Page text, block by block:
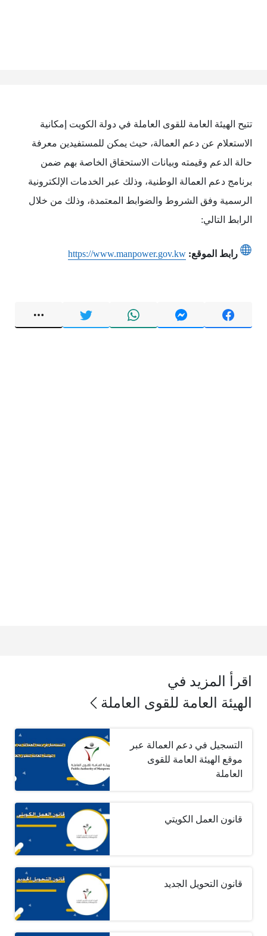
تتيح الهيئة العامة للقوى العاملة في دولة الكويت إمكانية
الاستعلام عن دعم العمالة، حيث يمكن للمستفيدين معرفة
حالة الدعم وقيمته وبيانات الاستحقاق الخاصة بهم ضمن
برنامج دعم العمالة الوطنية، وذلك عبر الخدمات الإلكترونية
الرسمية وفق الشروط والضوابط المعتمدة، وذلك من خلال
الرابط التالي:
رابط الموقع: https://www.manpower.gov.kw
اقرأ المزيد في
الهيئة العامة للقوى العاملة
التسجيل في دعم العمالة عبر
موقع الهيئة العامة للقوى
العاملة
قانون العمل الكويتي
قانون التحويل الجديد